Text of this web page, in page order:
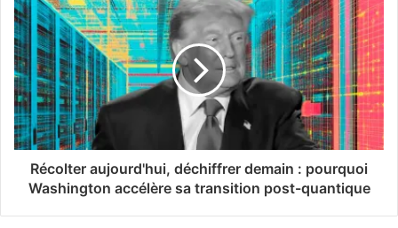
Récolter aujourd'hui, déchiffrer demain : pourquoi
Washington accélère sa transition post-quantique